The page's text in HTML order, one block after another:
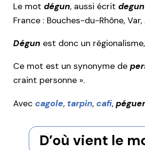
Le mot dégun, aussi écrit degun
France : Bouches-du-Rhône,
Dégun est donc un
Ce mot est un synonyme de
craint personne ».
Avec cagole, tarpin, cafi, péguer
D’où vient le